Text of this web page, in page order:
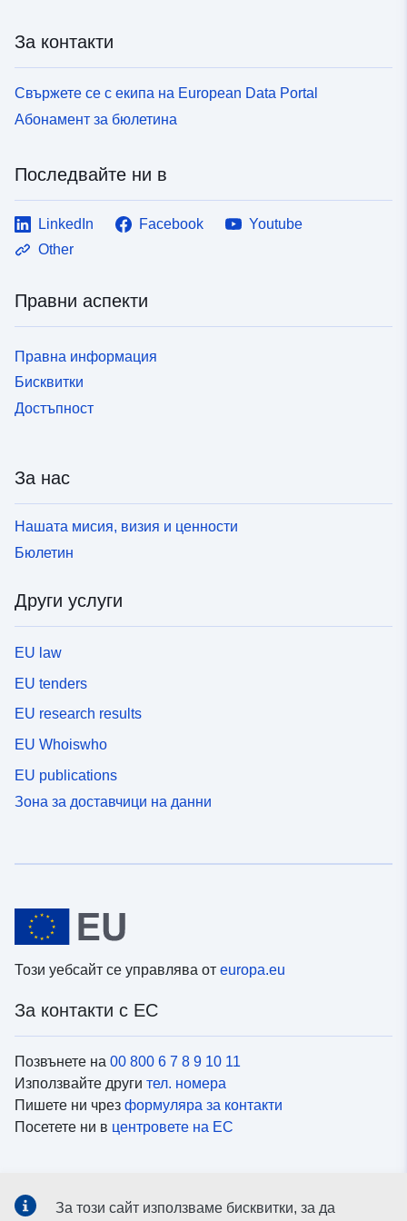
За контакти
Свържете се с екипа на European Data Portal
Абонамент за бюлетина
Последвайте ни в
LinkedIn Facebook
Youtube
Other
Правни аспекти
Правна информация
Бисквитки
Достъпност
За нас
Нашата мисия, визия и ценности
Бюлетин
Други услуги
EU law
EU tenders
EU research results
EU Whoiswho
EU publications
Зона за доставчици на данни
Този уебсайт се управлява от europa.eu
За контакти с ЕС
Позвънете на 00 800 6 7 8 9 10 11
Използвайте други тел. номера
Пишете ни чрез формуляра за контакти
Посетете ни в центровете на ЕС
За този сайт използваме бисквитки, за да